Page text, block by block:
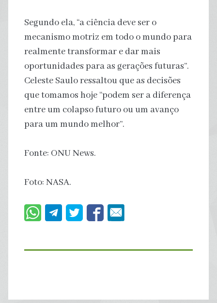
Segundo ela, “a ciência deve ser o
mecanismo motriz em todo o mundo para
realmente transformar e dar mais
oportunidades para as gerações futuras”.
Celeste Saulo ressaltou que as decisões
que tomamos hoje “podem ser a diferença
entre um colapso futuro ou um avanço
para um mundo melhor”.
Fonte: ONU News.
Foto: NASA.